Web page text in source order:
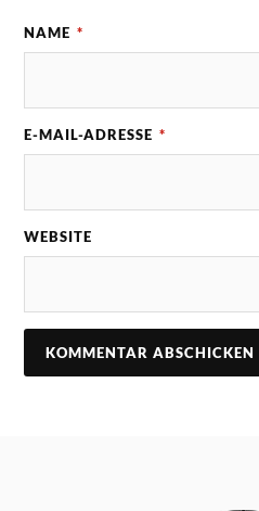
NAME *
E-MAIL-ADRESSE *
WEBSITE